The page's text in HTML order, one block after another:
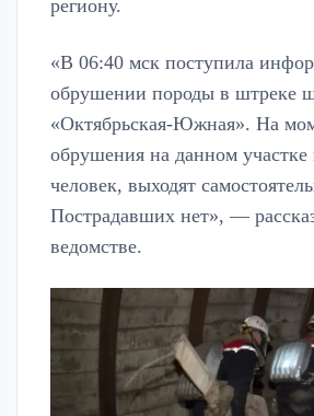
региону.
«В 06:40 мск поступила
обрушении породы в штреке
«Октябрьская-Южная». На
обрушения на данном участке
человек, выходят
Пострадавших нет», —
ведомстве.